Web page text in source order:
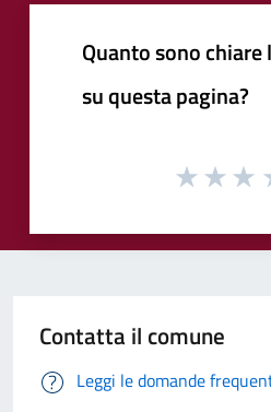
Quanto sono
su questa pagina?
Contatta il comune
Leggi le domande